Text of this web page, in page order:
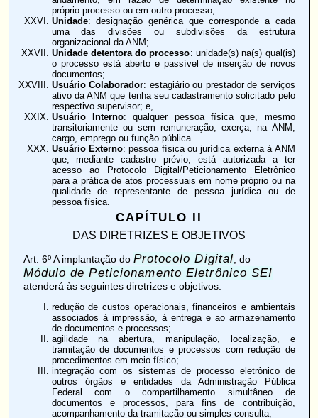
próprio processo ou em outro processo;
Unidade: designação genérica que corresponde a cada
uma das divisões ou subdivisões da estrutura
organizacional da ANM;
Unidade detentora do processo: unidade(s) na(s) qual(is)
o processo está aberto e passível de inserção de novos
documentos;
Usuário Colaborador: estagiário ou prestador de serviços
ativo da ANM que tenha seu cadastramento solicitado pelo
respectivo supervisor; e,
Usuário Interno: qualquer pessoa física que, mesmo
transitoriamente ou sem remuneração, exerça, na ANM,
cargo, emprego ou função pública.
Usuário Externo: pessoa física ou jurídica externa à ANM
que, mediante cadastro prévio, está autorizada a ter
acesso ao Protocolo Digital/Peticionamento Eletrônico
para a prática de atos processuais em nome próprio ou na
qualidade de representante de pessoa jurídica ou de
pessoa física.
CAPÍTULO II
DAS DIRETRIZES E OBJETIVOS
Art. 6ºA implantação do Protocolo Digital, do
Módulo de Peticionamento Eletrônico SEI
atenderá às seguintes diretrizes e objetivos:
redução de custos operacionais, financeiros e ambientais
associados à impressão, à entrega e ao armazenamento
de documentos e processos;
agilidade na abertura, manipulação, localização, e
tramitação de documentos e processos com redução de
procedimentos em meio físico;
integração com os sistemas de processo eletrônico de
outros órgãos e entidades da Administração Pública
Federal com o compartilhamento simultâneo de
documentos e processos, para fins de contribuição,
acompanhamento da tramitação ou simples consulta;